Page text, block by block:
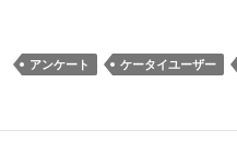
アンケート ケータイユーザー